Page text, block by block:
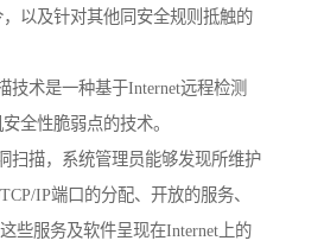
以及针对其他同安全规则抵触的
技术是一种基于Internet远程检测
全性脆弱点的技术。
扫描，系统管理员能够发现所维护
IP端口的分配、开放的服务、
些服务及软件呈现在Internet上的